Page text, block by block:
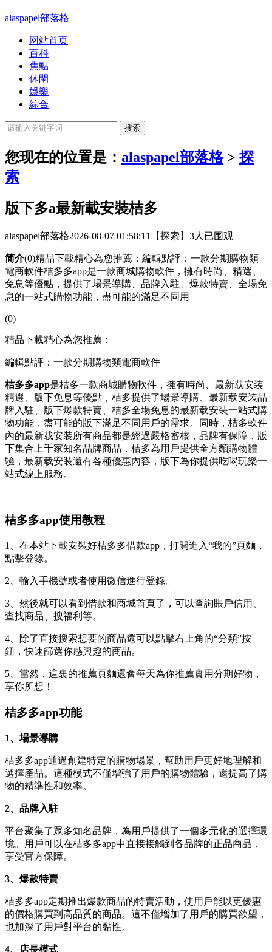
alaspapel部落格
网站首页
百科
焦點
休閑
娛樂
綜合
您现在的位置是： alaspapel部落格> 探
索
版下多a最新載安裝桔多
alaspapel部落格2026-08-07 01:58:11 【探索】 3人已围观
简介(0)精品下載精心為您推薦：編輯點評：一款分期購物類
電商軟件桔多多app是一款商城購物軟件，擁有時尚、精選、
免息等優點，提供了場景導購、品牌入駐、爆款特賣、全場免
息的一站式購物功能，盡可能的滿足不同用
(0)
精品下載精心為您推薦：
編輯點評：一款分期購物類電商軟件
桔多多app是桔多一款商城購物軟件，擁有時尚、最新载安装
精選、版下免息等優點，桔多提供了場景導購、最新载安装品
牌入駐、版下爆款特賣、桔多全場免息的最新载安装一站式購
物功能，盡可能的版下滿足不同用戶的需求。同時，桔多軟件
內的最新载安装所有商品都是經過嚴格審核，品牌有保障，版
下集合上千家知名品牌商品，桔多為用戶提供全方麵購物體
驗，最新载安装還有各種優惠內容，版下為你提供吃喝玩樂一
站式線上服務。
桔多多app使用教程
1、在本站下載安裝好桔多多借款app，打開進入“我的”頁麵，
點擊登錄。
2、輸入手機號或者使用微信進行登錄。
3、然後就可以看到借款和商城首頁了，可以查詢賬戶信用、
查找商品、搜福利等。
4、除了直接搜索想要的商品還可以點擊右上角的“分類”按
鈕，快速篩選你感興趣的商品。
5、當然，這裏的推薦頁麵還會每天為你推薦實用分期好物，
享你所想！
桔多多app功能
1、場景導購
桔多多app通過創建特定的購物場景，幫助用戶更好地理解和
選擇產品。這種模式不僅增強了用戶的購物體驗，還提高了購
物的精準性和效率。
2、品牌入駐
平台聚集了眾多知名品牌，為用戶提供了一個多元化的選擇環
境。用戶可以在桔多多app中直接接觸到各品牌的正品商品，
享受官方保障。
3、爆款特賣
桔多多app定期推出爆款商品的特賣活動，使用戶能以更優惠
的價格購買到高品質的商品。這不僅增加了用戶的購買欲望，
也加深了用戶對平台的黏性。
4、店長模式